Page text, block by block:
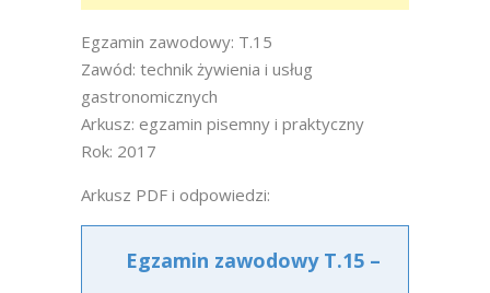
Egzamin zawodowy: T.15
Zawód: technik żywienia i usług
gastronomicznych
Arkusz: egzamin pisemny i praktyczny
Rok: 2017
Arkusz PDF i odpowiedzi:
Egzamin zawodowy T.15 –